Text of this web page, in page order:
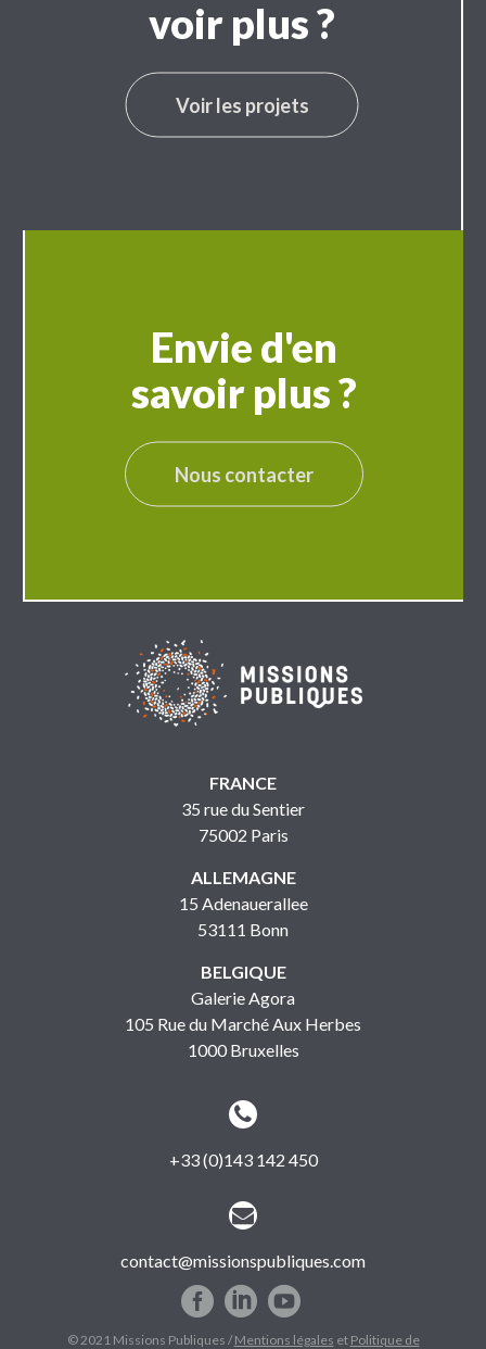
voir plus ?
Voir les projets
Envie d'en
savoir plus ?
Nous contacter
FRANCE
35 rue du Sentier
75002 Paris
ALLEMAGNE
15 Adenauerallee
53111 Bonn
BELGIQUE
Galerie Agora
105 Rue du Marché Aux Herbes
1000 Bruxelles


+33 (0)143 142 450


contact@missionspubliques.com
© 2021 Missions Publiques /Mentions légales et Politique de